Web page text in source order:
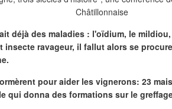
déjà des maladies : l'oïdium, le
insecte ravageur, il fallut alors se
pour aider les vignerons: 23
qui donna des formations sur le